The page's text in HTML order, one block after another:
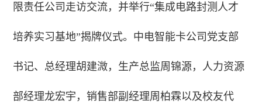
限责任公司走访交流，并举行“集成电路封测人才
培养实习基地”揭牌仪式。中电智能卡公司党支部
书记、总经理胡建溦，生产总监周锦源，人力资源
部经理龙宏宇，销售部副经理周柏霖以及校友代